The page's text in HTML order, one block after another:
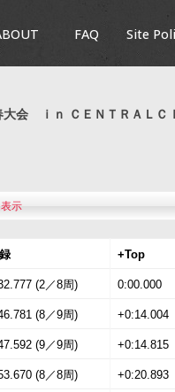
FAQ Site
会 ｉｎ ＣＥＮＴＲＡＬＣ
示
+Top
(2／8周) 0:00.000
(8／9周) +0:14.004
(9／9周) +0:14.815
(8／8周) +0:20.893